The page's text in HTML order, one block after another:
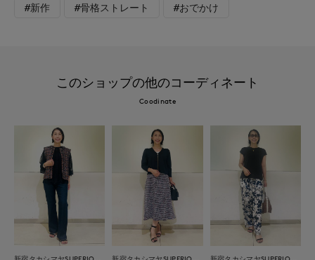
#新作 #骨格ストレート #おでかけ
このショップの他のコーディネート
Coodinate